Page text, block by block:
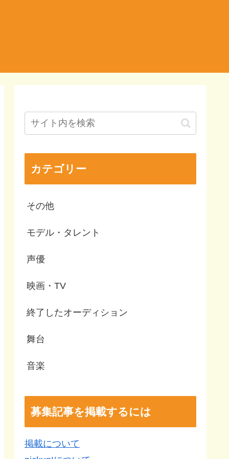
カテゴリー
その他
モデル・タレント
声優
映画・TV
終了したオーディション
舞台
音楽
募集記事を掲載するには
掲載について